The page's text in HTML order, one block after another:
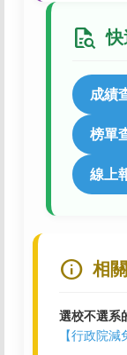
quick_reference_all 快
成績
榜單
線上
info 相
選校不選系
【行政院減